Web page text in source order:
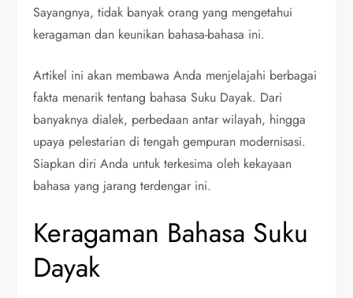
Sayangnya, tidak banyak orang yang mengetahui
keragaman dan keunikan bahasa-bahasa ini.
Artikel ini akan membawa Anda menjelajahi berbagai
fakta menarik tentang bahasa Suku Dayak. Dari
banyaknya dialek, perbedaan antar wilayah, hingga
upaya pelestarian di tengah gempuran modernisasi.
Siapkan diri Anda untuk terkesima oleh kekayaan
bahasa yang jarang terdengar ini.
Keragaman Bahasa Suku
Dayak